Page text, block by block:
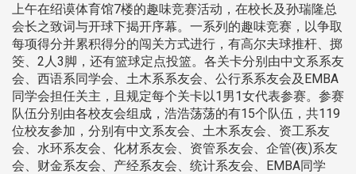
上午在绍谟体育馆7楼的趣味竞赛活动，在校长及孙瑞隆总
会长之致词与开球下揭开序幕。一系列的趣味竞赛，以争取
每项得分并累积得分的闯关方式进行，有高尔夫球推杆、掷
筊、2人3脚，还有篮球定点投篮。各关卡分别由中文系系友
会、西语系同学会、土木系系友会、公行系系友会及EMBA
同学会担任关主，且规定每个关卡以1男1女代表参赛。参赛
队伍分别由各校友会组成，浩浩荡荡的有15个队伍，共119
位校友参加，分别有中文系友会、土木系友会、资工系友
会、水环系友会、化材系友会、资管系友会、企管(夜)系友
会、财金系友会、产经系友会、统计系友会、EMBA同学